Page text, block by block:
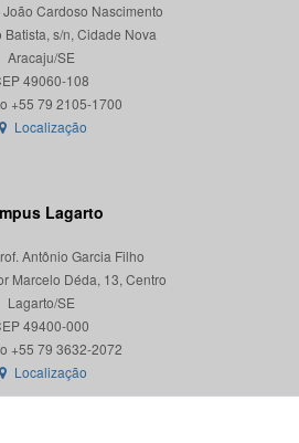
Cardoso Nascimento
s/n, Cidade Nova
Aracaju/SE
49060-108
Localização
Lagarto
Antônio Garcia Filho
Marcelo Déda, 13, Centro
Lagarto/SE
49400-000
Localização